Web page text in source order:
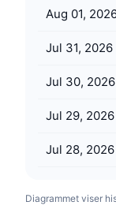
Kalendere
ICO-
Aug 01,
Jul 31, 2026
Jul 30, 2026
Jul 29, 2026
Jul 28, 2026
Diagrammet viser